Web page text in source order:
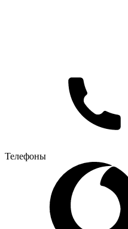
Телефоны